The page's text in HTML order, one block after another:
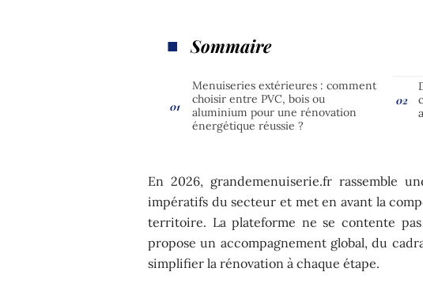
Sommaire
Menuiseries extérieures : comment
choisir entre PVC, bois ou
aluminium pour une rénovation
énergétique réussie ?
En 2026, grandemenuiserie.fr rassemble
impératifs du secteur et met en avant la
territoire. La plateforme ne se contente
propose un accompagnement global, du
simplifier la rénovation à chaque étape.